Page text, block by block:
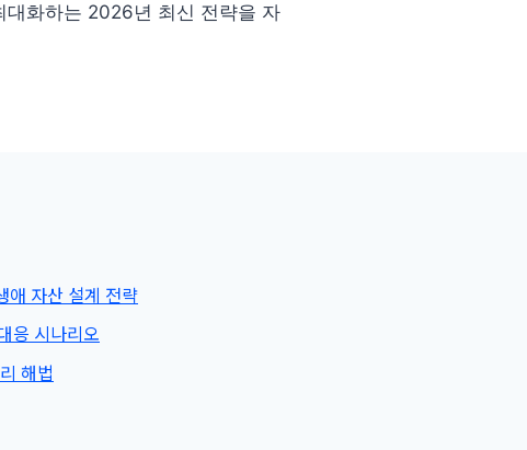
대화하는 2026년 최신 전략을 자
애 자산 설계 전략
응 시나리오
해법